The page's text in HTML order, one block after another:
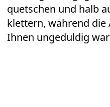
quetschen und halb
klettern, während
Ihnen ungeduldig